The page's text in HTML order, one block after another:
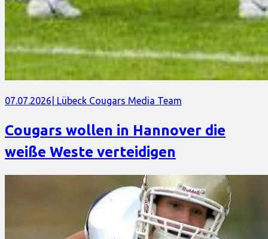
07.07.2026 | Lübeck Cougars Media Team
Cougars wollen in Hannover die
weiße Weste verteidigen